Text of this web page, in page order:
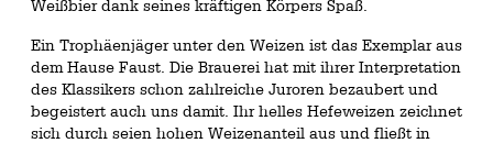
Weißbier dank seines kräftigen Körpers Spaß.
Ein Trophäenjäger unter den Weizen ist das Exemplar aus
dem Hause Faust. Die Brauerei hat mit ihrer Interpretation
des Klassikers schon zahlreiche Juroren bezaubert und
begeistert auch uns damit. Ihr helles Hefeweizen zeichnet
sich durch seien hohen Weizenanteil aus und fließt in